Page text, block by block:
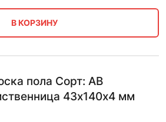
В КОРЗИНУ
пола Сорт: AB
43х140х4 мм